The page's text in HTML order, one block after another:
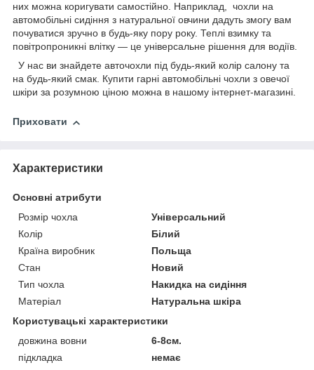
них можна коригувати самостійно. Наприклад, чохли на
автомобільні сидіння з натуральної овчини дадуть змогу вам
почуватися зручно в будь-яку пору року. Теплі взимку та
повітропроникні влітку — це універсальне рішення для водіїв.
У нас ви знайдете авточохли під будь-який колір салону та
на будь-який смак. Купити гарні автомобільні чохли з овечої
шкіри за розумною ціною можна в нашому інтернет-магазині.
Приховати
Характеристики
Основні атрибути
Розмір чохла
Універсальний
Колір
Білий
Країна виробник
Польща
Стан
Новий
Тип чохла
Накидка на сидіння
Матеріал
Натуральна шкіра
Користувацькi характеристики
довжина вовни
6-8см.
підкладка
немає